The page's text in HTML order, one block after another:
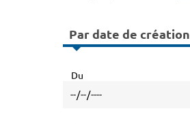
Par date de création
Du